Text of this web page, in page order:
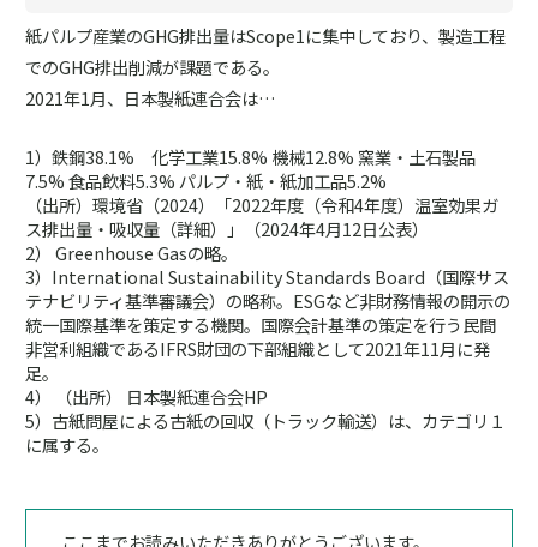
紙パルプ産業のGHG排出量はScope1に集中しており、製造工程
でのGHG排出削減が課題である。
2021年1月、日本製紙連合会は…
1）鉄鋼38.1% 化学工業15.8% 機械12.8% 窯業・土石製品
7.5% 食品飲料5.3% パルプ・紙・紙加工品5.2%
（出所）環境省（2024）「2022年度（令和4年度）温室効果ガ
ス排出量・吸収量（詳細）」（2024年4月12日公表）
2） Greenhouse Gasの略。
3）International Sustainability Standards Board（国際サス
テナビリティ基準審議会）の略称。ESGなど非財務情報の開示の
統一国際基準を策定する機関。国際会計基準の策定を行う民間
非営利組織であるIFRS財団の下部組織として2021年11月に発
足。
4） （出所） 日本製紙連合会HP
5）古紙問屋による古紙の回収（トラック輸送）は、カテゴリ１
に属する。
ここまでお読みいただきありがとうございます。